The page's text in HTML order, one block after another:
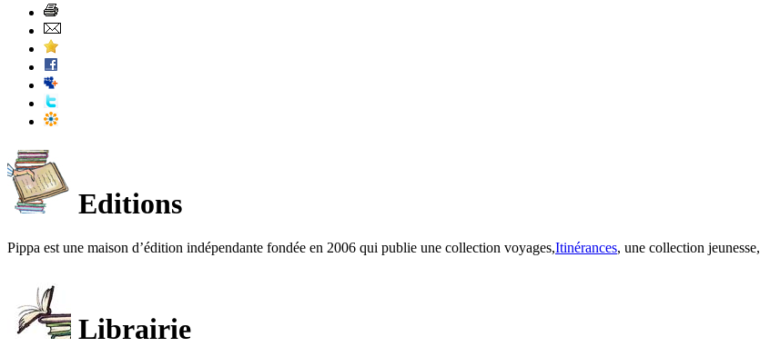
Editions
Pippa est une maison d’édition indépendante fondée en 2006 qui publie une collection voyages,Itinérances, une collection jeunesse,
Librairie